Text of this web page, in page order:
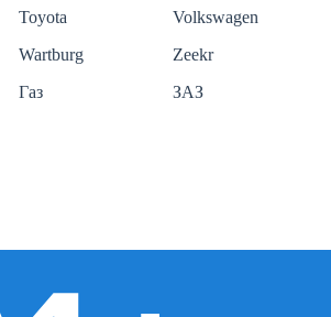
Toyota
Volkswagen
Wartburg
Zeekr
Газ
ЗАЗ